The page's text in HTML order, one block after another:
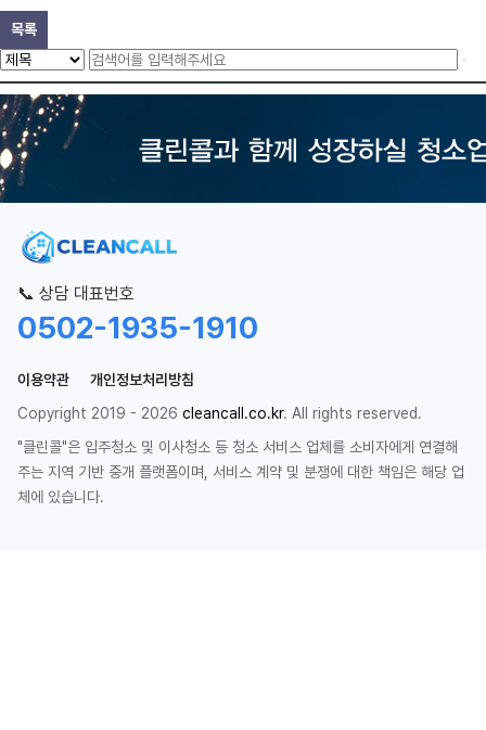
목록
📞 상담 대표번호
0502-1935-1910
이용약관
개인정보처리방침
Copyright 2019 - 2026 cleancall.co.kr. All rights reserved.
"클린콜"은 입주청소 및 이사청소 등 청소 서비스 업체를 소비자에게 연결해
주는 지역 기반 중개 플랫폼이며, 서비스 계약 및 분쟁에 대한 책임은 해당 업
체에 있습니다.